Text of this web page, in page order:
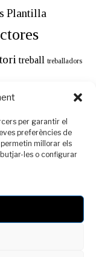
per garantir el
preferències de
millorar els
les o configurar
Plantilla
treball treballadors